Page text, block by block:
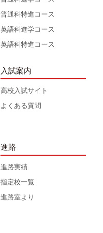
普通科特進コース
英語科進学コース
英語科特進コース
入試案内
高校入試サイト
よくある質問
進路
進路実績
指定校一覧
進路室より